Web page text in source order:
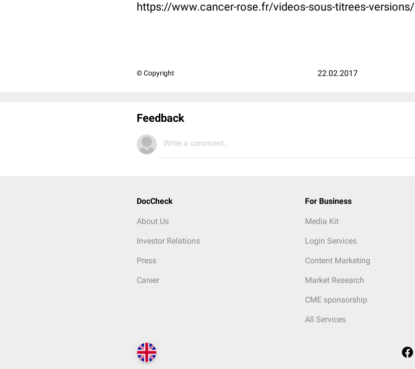
https://www.cancer-rose.fr/videos-sous-titrees-versions/
© Copyright 22.02.2017
Feedback
Write a comment...
DocCheck
About Us
Investor Relations
Press
Career
For Business
Media Kit
Login Services
Content Marketing
Market Research
CME sponsorship
All Services